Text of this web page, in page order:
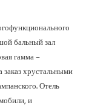
бальный зал
гамма –
хрустальными
Отель
и